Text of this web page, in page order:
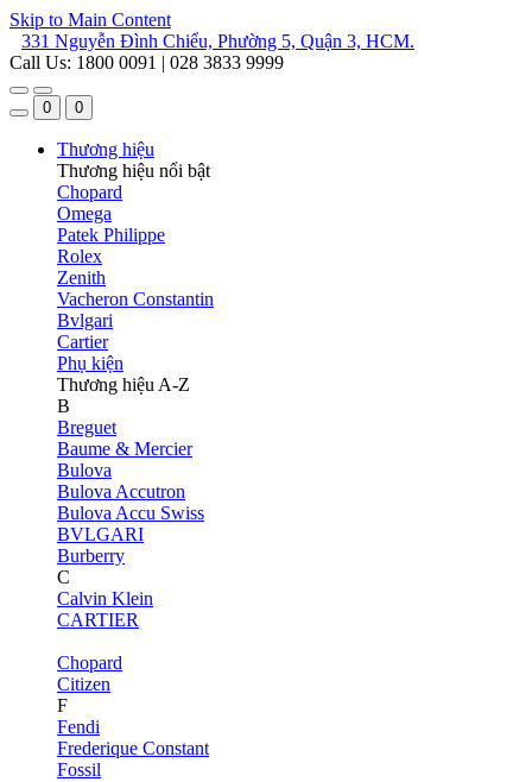
Skip to Main Content
331 Nguyễn Đình Chiểu, Phường 5, Quận 3, HCM.
Call Us: 1800 0091 | 028 3833 9999
0 0
Thương hiệu
Thương hiệu nổi bật
Chopard
Omega
Patek Philippe
Rolex
Zenith
Vacheron Constantin
Bvlgari
Cartier
Phụ kiện
Thương hiệu A-Z
B
Breguet
Baume & Mercier
Bulova
Bulova Accutron
Bulova Accu Swiss
BVLGARI
Burberry
C
Calvin Klein
CARTIER
Chopard
Citizen
F
Fendi
Frederique Constant
Fossil